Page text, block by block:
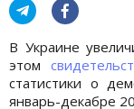
В Украине
этом
статистики о
январь-декабре